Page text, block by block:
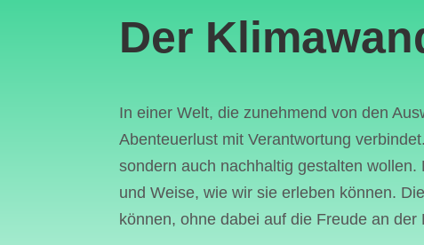
Der
In einer Welt, die zunehmend von den
Abenteuerlust mit Verantwortung
sondern auch nachhaltig gestalten
und Weise, wie wir sie erleben können.
können, ohne dabei auf die Freude an